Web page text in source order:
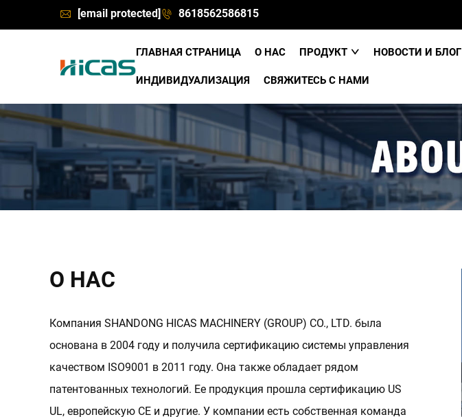
[email protected] 8618562586815
ГЛАВНАЯ СТРАНИЦА О НАС ПРОДУКТ НОВОСТИ И БЛОГ
ИНДИВИДУАЛИЗАЦИЯ СВЯЖИТЕСЬ С НАМИ
О НАС
Компания SHANDONG HICAS MACHINERY (GROUP) CO., LTD. была
основана в 2004 году и получила сертификацию системы управления
качеством ISO9001 в 2011 году. Она также обладает рядом
патентованных технологий. Ее продукция прошла сертификацию US
UL, европейскую CE и другие. У компании есть собственная команда